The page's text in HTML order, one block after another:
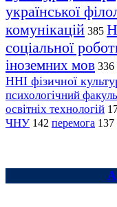
української
комунікацій 385
соціальної
іноземних мов 336
ННІ фізичної
психологічний
освітніх технологій
ЧНУ 142 перемога 137